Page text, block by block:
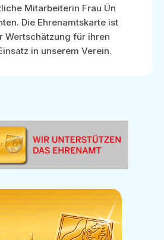
Mitarbeiterin Frau Ün
Die Ehrenamtskarte ist
Wertschätzung für ihren
in unserem Verein.